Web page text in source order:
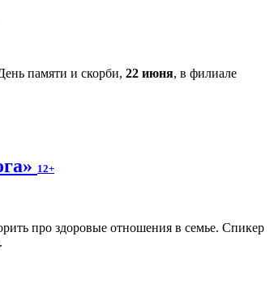
памяти и скорби, 22 июня, в филиале
12+
про здоровые отношения в семье. Спикер